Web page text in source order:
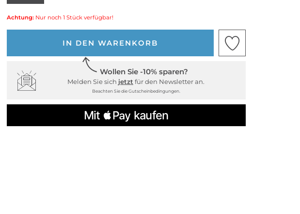
Achtung: Nur noch 1 Stück verfügbar!
IN DEN WARENKORB
Wollen Sie -10% sparen?
Melden Sie sich jetzt für den Newsletter an.
Beachten Sie die Gutscheinbedingungen.